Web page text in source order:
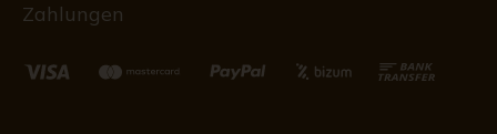
Zahlungen